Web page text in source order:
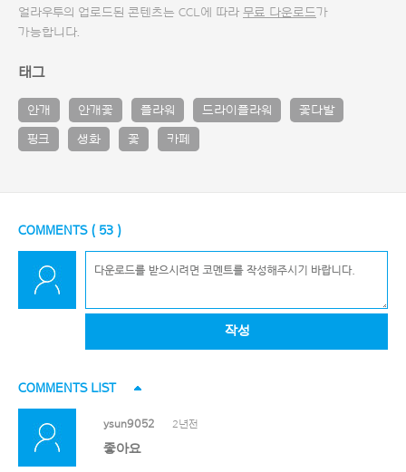
얼라우투의 업로드된 콘텐츠는 CCL에 따라 무료 다운로드가
가능합니다.
태그
안개 안개꽃 플라워 드라이플라워 꽃다발
핑크 생화 꽃 카페
COMMENTS ( 53 )
작성
COMMENTS LIST
ysun9052 2년전
좋아요